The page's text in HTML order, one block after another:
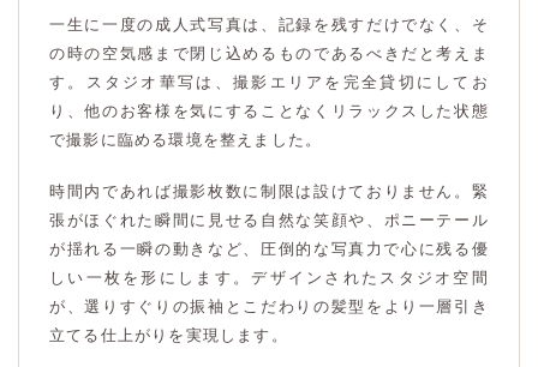
一生に一度の成人式写真は、記録を残すだけでなく、そ
の時の空気感まで閉じ込めるものであるべきだと考えま
す。スタジオ華写は、撮影エリアを完全貸切にしてお
り、他のお客様を気にすることなくリラックスした状態
で撮影に臨める環境を整えました。
時間内であれば撮影枚数に制限は設けておりません。緊
張がほぐれた瞬間に見せる自然な笑顔や、ポニーテール
が揺れる一瞬の動きなど、圧倒的な写真力で心に残る優
しい一枚を形にします。デザインされたスタジオ空間
が、選りすぐりの振袖とこだわりの髪型をより一層引き
立てる仕上がりを実現します。